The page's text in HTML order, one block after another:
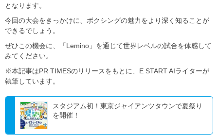
となります。
今回の大会をきっかけに、ボクシングの魅力をより深く知ることが
できるでしょう。
ぜひこの機会に、「Lemino」を通じて世界レベルの試合を体感して
みてください。
※本記事はPR TIMESのリリースをもとに、E START AIライターが
執筆しています。
スタジアム初！東京ジャイアンツタウンで夏祭り
を開催！